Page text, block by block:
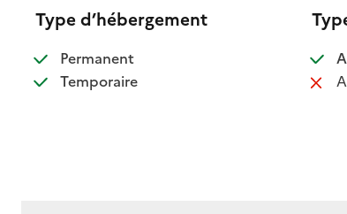
Type d’hébergement
Permanent: disponible
Temporaire: disponible